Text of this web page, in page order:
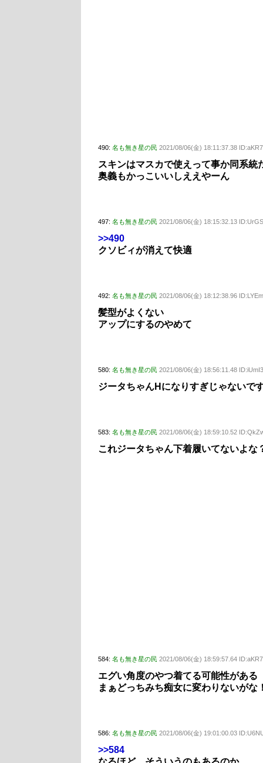
490: 名も無き星の民 2021/08/06(金) 18:11:37.38
スキンはマスカで使えって事か同系統
奥義もかっこいいしええやーん
497: 名も無き星の民 2021/08/06(金) 18:15:32.13
>>490
クソビィが消えて快適
492: 名も無き星の民 2021/08/06(金) 18:12:38.96
髪型がよくない
アップにするのやめて
580: 名も無き星の民 2021/08/06(金) 18:56:11.48
ジータちゃんHになりすぎじゃないで
583: 名も無き星の民 2021/08/06(金) 18:59:10.52
これジータちゃん下着履いてないよな
584: 名も無き星の民 2021/08/06(金) 18:59:57.64
エグい角度のやつ着てる可能性がある
まぁどっちみち痴女に変わりないがな！
586: 名も無き星の民 2021/08/06(金) 19:01:00.03
>>584